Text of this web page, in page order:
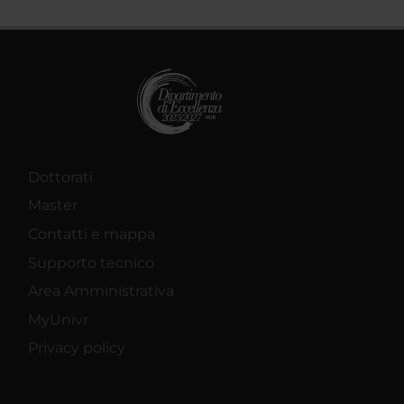
Dottorati
Master
Contatti e mappa
Supporto tecnico
Area Amministrativa
MyUnivr
Privacy policy